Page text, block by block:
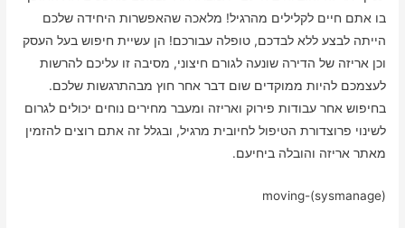
בו אתם חיים לקלילים מהרגיל! מלאכה שהאפשרות היחידה שלכם
הייתה לבצע ללא לבדכם, טופלה עבורכם! הן עשיית חיפוש בעל העסק
וכן אריזה של הדירה שונעה לגורם חיצוני, מסיבה זו עליכם להרשות
לעצמכם להיות ממוקדים שום דבר אחר חוץ מבהתרגשות שלכם.
בחיפוש אחר עבודות פירוק ואריזה ומעבר מחירים נוחים יכולים לגרום
לשינוי פרוצדורת הטיפול לחיובית מרגיל, ובגלל זה אתם רוצים להזמין
מאתר אריזה והובלה ביחיעם.
moving-(sysmanage)